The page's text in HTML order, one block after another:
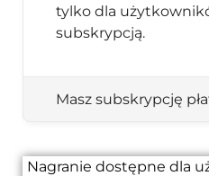
tylko dla
subskrypcją.
Masz subskrypcję
Nagranie dostępne dla